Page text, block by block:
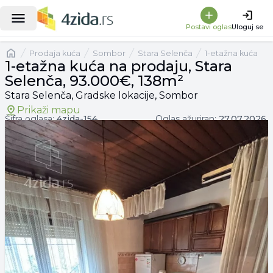
Postavi oglasUloguj se
|
Naslovnaprodaja kuća Sombor Stara Selenča 1-etažna kuća
1-etažna kuća na prodaju, Stara
Selenča, 93.000€, 138m²
Stara Selenča, Gradske lokacije, Sombor
Prikaži mapu
Šifra oglasa:4zida-154 Oglas ažuriran: 27.07.2026.